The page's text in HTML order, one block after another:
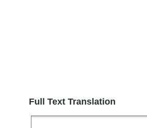
Full Text Translation